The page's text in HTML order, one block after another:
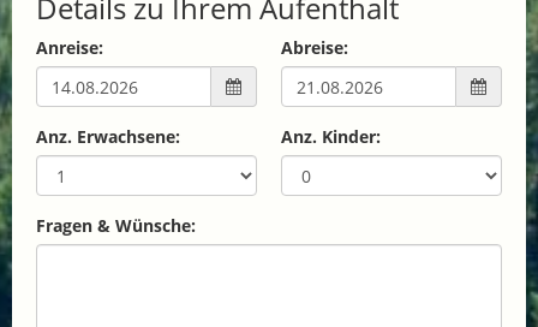
Anreise: Abreise:
Anz. Erwachsene: Anz. Kinder:
Fragen & Wünsche: